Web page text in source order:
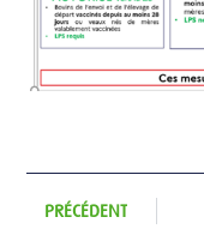
PRÉCÉDENT